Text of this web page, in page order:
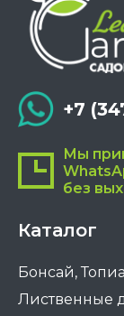
+7
Мы
без
Каталог
Бонсай,
Лиственные